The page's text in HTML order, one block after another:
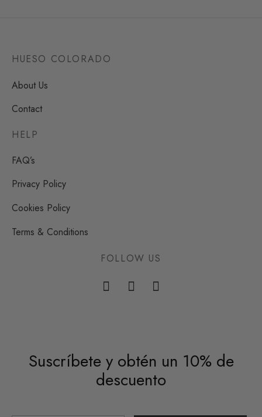
HUESO COLORADO
About Us
Contact
HELP
FAQ’s
Privacy Policy
Cookies Policy
Terms & Conditions
FOLLOW US
Suscríbete y obtén un 10% de
descuento